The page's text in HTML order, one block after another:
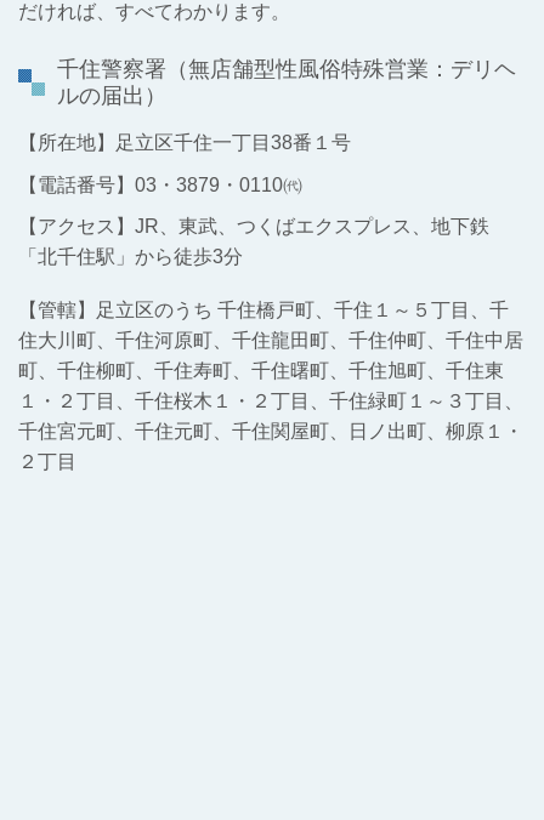
だければ、すべてわかります。
千住警察署 （無店舗型性風俗特殊営業：デリヘ
ルの届出）
【所在地】足立区千住一丁目38番１号
【電話番号】03・3879・0110㈹
【アクセス】JR、東武、つくばエクスプレス、地下鉄
「北千住駅」から徒歩3分
【管轄】足立区のうち 千住橋戸町、千住１～５丁目、千
住大川町、千住河原町、千住龍田町、千住仲町、千住中居
町、千住柳町、千住寿町、千住曙町、千住旭町、千住東
１・２丁目、千住桜木１・２丁目、千住緑町１～３丁目、
千住宮元町、千住元町、千住関屋町、日ノ出町、柳原１・
２丁目